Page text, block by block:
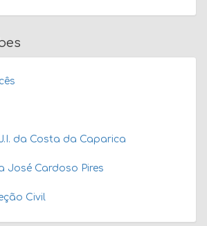
da Costa da Caparica
José Cardoso Pires
Civil